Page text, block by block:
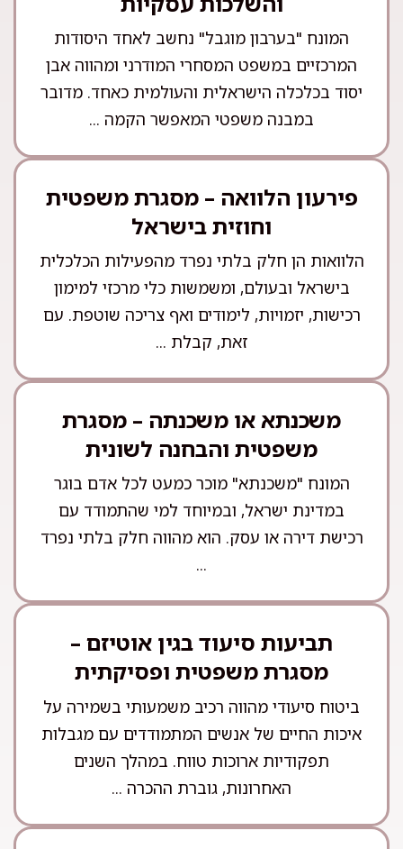
המונח "בערבון מוגבל" נחשב לאחד היסודות
המרכזיים במשפט המסחרי המודרני ומהווה אבן
יסוד בכלכלה הישראלית והעולמית כאחד. מדובר
במבנה משפטי המאפשר הקמה ...
פירעון הלוואה – מסגרת משפטית
וחוזית בישראל
הלוואות הן חלק בלתי נפרד מהפעילות הכלכלית
בישראל ובעולם, ומשמשות כלי מרכזי למימון
רכישות, יזמויות, לימודים ואף צריכה שוטפת. עם
זאת, קבלת ...
משכנתא או משכנתה – מסגרת
משפטית והבחנה לשונית
המונח "משכנתא" מוכר כמעט לכל אדם בוגר
במדינת ישראל, ובמיוחד למי שהתמודד עם
רכישת דירה או עסק. הוא מהווה חלק בלתי נפרד
...
תביעות סיעוד בגין אוטיזם –
מסגרת משפטית ופסיקתית
ביטוח סיעודי מהווה רכיב משמעותי בשמירה על
איכות החיים של אנשים המתמודדים עם מגבלות
תפקודיות ארוכות טווח. במהלך השנים
האחרונות, גוברת ההכרה ...